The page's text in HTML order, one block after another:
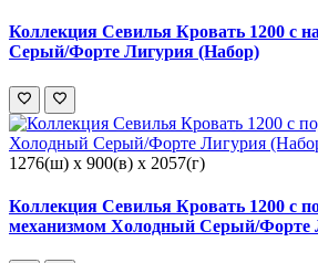
Коллекция Севилья Кровать 1200 с
Серый/Форте Лигурия (Набор)
1276(ш) x 900(в) x 2057(г)
Коллекция Севилья Кровать 1200 с
механизмом Холодный Серый/Форте